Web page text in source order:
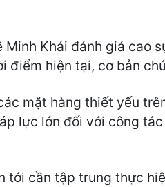
Khái đánh giá cao
hiện tại, cơ bản
mặt hàng thiết yếu
lực lớn đối với công
tới cần tập trung thực